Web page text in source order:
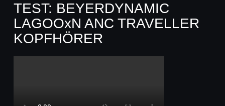
TEST: BEYERDYNAMIC
LAGOOxN ANC TRAVELLER
KOPFHÖRER